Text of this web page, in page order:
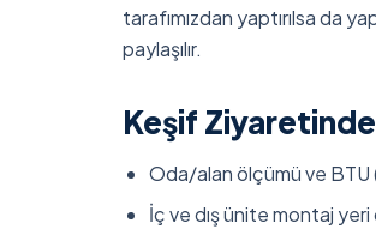
tarafımızdan yaptırılsa da
paylaşılır.
Keşif Ziyaretinde
Oda/alan ölçümü ve BTU
İç ve dış ünite montaj